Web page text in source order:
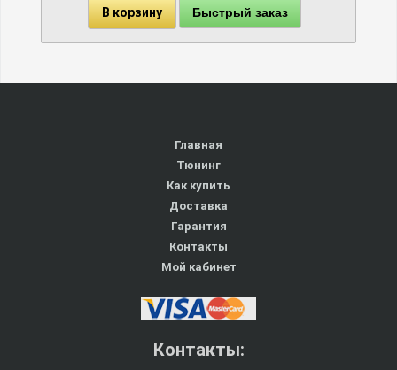
В корзину Быстрый заказ
Главная
Тюнинг
Как купить
Доставка
Гарантия
Контакты
Мой кабинет
Контакты: